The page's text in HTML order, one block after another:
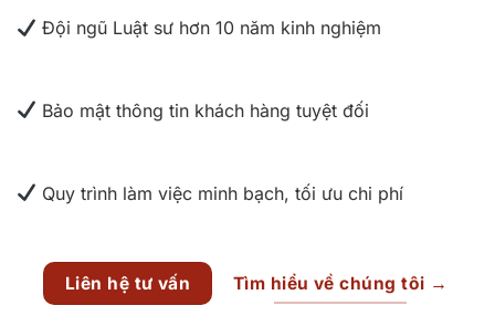
Đội ngũ Luật sư hơn 10 năm kinh nghiệm
Bảo mật thông tin khách hàng tuyệt đối
Quy trình làm việc minh bạch, tối ưu chi phí
Liên hệ tư vấn Tìm hiểu về chúng tôi →